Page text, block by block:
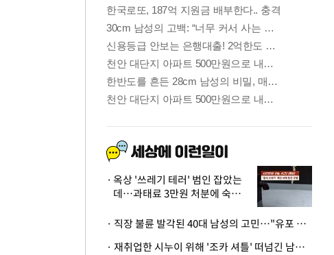
옥상 '쓰레기 테러' 범인 잡았는
데…과태료 3만원 처분에 숙박업
· 직장 불륜 발각된 40대 남성의 고민…"유포 동료 명예훼손·협박죄 고소 가능할까"
· 재취업한 시누이 위해 '조카 셔틀' 떠넘긴 남편…아내 "난 못한다"